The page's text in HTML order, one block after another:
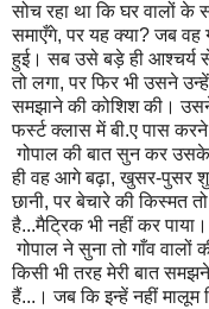
सोच रहा था कि घर वालों
समाएँगे,पर यह क्या?जब वह
हुई। सब उसे बड़े ही आश्चर्य
तो लगा,पर फिर भी उसने उन्हें
समझाने की कोशिश की। उसने
फर्स्टक्लास में बी.ए पास
गोपाल की बात सुन कर
ही वह आगे बढ़ा,खुसर-पुसर
छानी,पर बेचारे की किस्मत
है...मैट्रिक भी नहीं कर पाया।
गोपाल ने सुना तो गाँव वालों
किसी भी तरह मेरी बात
हैं...। जब कि इन्हें नहीं मालूम